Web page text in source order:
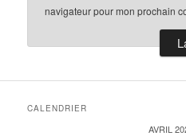
navigateur pour mon prochain
CALENDRIER
AVRIL